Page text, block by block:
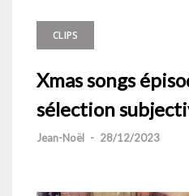
CLIPS
Xmas songs
sélection
Jean-Noël - 28/12/2023